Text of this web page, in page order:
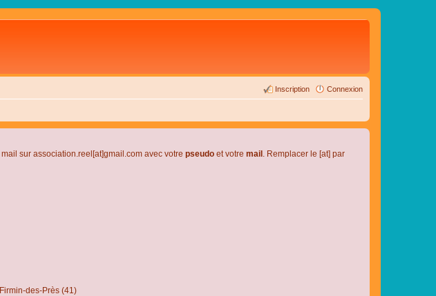
Connexion
Inscription
sur association.reel[at]gmail.com avec votre pseudo et votre mail . Remplacer le [at] par
des-Près (41)